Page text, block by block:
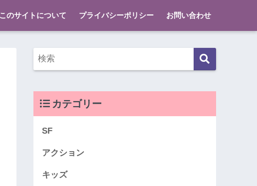
このサイトについて プライバシーポリシー お問い合わせ
カテゴリー
SF
アクション
キッズ